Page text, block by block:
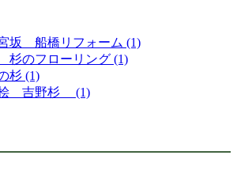
坂 船橋リフォーム (1)
のフローリング (1)
杉 (1)
吉野杉 (1)